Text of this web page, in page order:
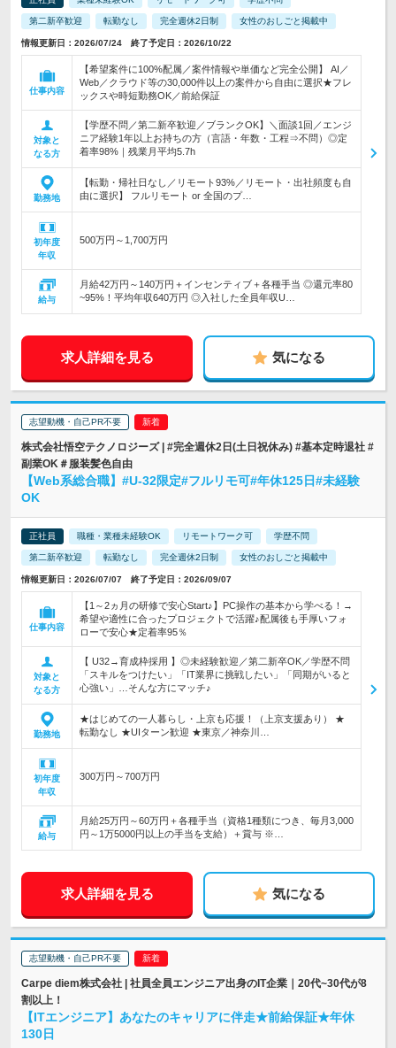
第二新卒歓迎 転勤なし 完全週休2日制 女性のおしごと掲載中
情報更新日：2026/07/24 終了予定日：2026/10/22
仕事内容
【希望案件に100%配属／案件情報や単価など完全公開】 AI／
Web／クラウド等の30,000件以上の案件から自由に選択★フレ
ックスや時短勤務OK／前給保証
対象と
なる方
【学歴不問／第二新卒歓迎／ブランクOK】＼面談1回／エンジ
ニア経験1年以上お持ちの方（言語・年数・工程⇒不問）◎定
着率98%｜残業月平均5.7h
勤務地
【転勤・帰社日なし／リモート93%／リモート・出社頻度も自
由に選択】 フルリモート or 全国のプ…
初年度
年収
500万円～1,700万円
給与
月給42万円～140万円＋インセンティブ＋各種手当 ◎還元率80
~95%！平均年収640万円 ◎入社した全員年収U…
求人詳細を見る 気になる
志望動機・自己PR不要
株式会社悟空テクノロジーズ | #完全週休2日(土日祝休み) #基本定時退社 #
副業OK＃服装髪色自由
【Web系総合職】#U-32限定#フルリモ可#年休125日#未経験
OK
正社員 職種・業種未経験OK リモートワーク可 学歴不問
第二新卒歓迎 転勤なし 完全週休2日制 女性のおしごと掲載中
情報更新日：2026/07/07 終了予定日：2026/09/07
仕事内容
【1～2ヵ月の研修で安心Start♪】PC操作の基本から学べる！→
希望や適性に合ったプロジェクトで活躍♪配属後も手厚いフォ
ローで安心★定着率95％
対象と
なる方
【 U32→育成枠採用 】◎未経験歓迎／第二新卒OK／学歴不問
「スキルをつけたい」「IT業界に挑戦したい」「同期がいると
心強い」…そんな方にマッチ♪
勤務地
★はじめての一人暮らし・上京も応援！（上京支援あり） ★
転勤なし ★UIターン歓迎 ★東京／神奈川…
初年度
年収
300万円～700万円
給与
月給25万円～60万円＋各種手当（資格1種類につき、毎月3,000
円～1万5000円以上の手当を支給）＋賞与 ※…
求人詳細を見る 気になる
志望動機・自己PR不要
Carpe diem株式会社 | 社員全員エンジニア出身のIT企業｜20代~30代が8
割以上！
【ITエンジニア】あなたのキャリアに伴走★前給保証★年休
130日